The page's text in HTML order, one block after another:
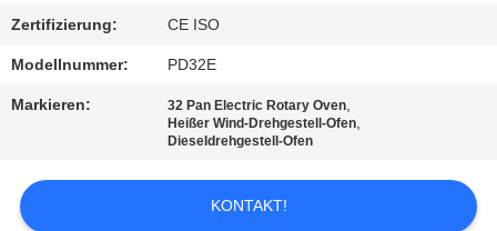
PRIVACY
Zertifizierung: CE ISO
Modellnummer: PD32E
Markieren: 32 Pan Electric Rotary Oven,
Heißer Wind-Drehgestell-Ofen,
Dieseldrehgestell-Ofen
KONTAKT!